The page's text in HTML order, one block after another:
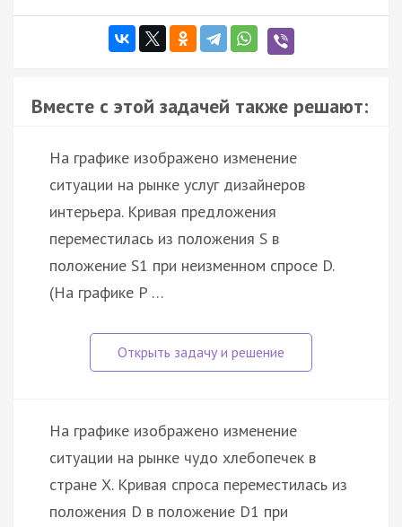
Вместе с этой задачей также решают:
На графике изображено изменение
ситуации на рынке услуг дизайнеров
интерьера. Кривая предложения
переместилась из положения S в
положение S1 при неизменном спросе D.
(На графике P …
На графике изображено изменение
ситуации на рынке чудо хлебопечек в
стране X. Кривая спроса переместилась из
положения D в положение D1 при